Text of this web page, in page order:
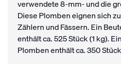
verwendete 8-mm- und die
Diese Plomben eignen sich
Zählern und Fässern. Ein
enthält ca. 525 Stück (1 kg).
Plomben enthält ca. 350